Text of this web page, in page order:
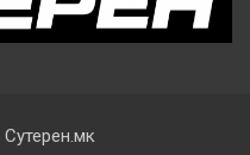
Сутерен.мк